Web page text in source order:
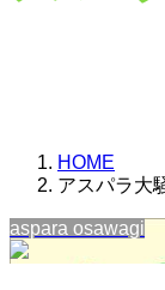
HOME
アスパラ大
aspara osawagi